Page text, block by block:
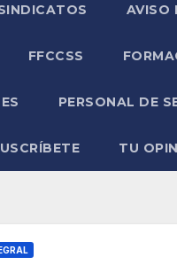
AVISO
FFCCSS
PERSONAL DE
TU